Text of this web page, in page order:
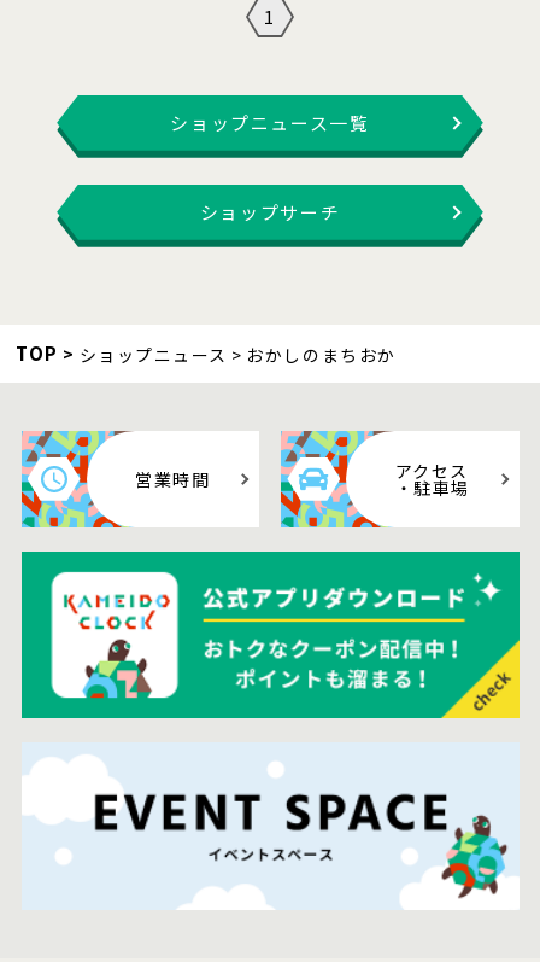
1
ショップニュース一覧
ショップサーチ
TOP ショップニュース おかしのまちおか
営業時間 アクセス
・駐車場